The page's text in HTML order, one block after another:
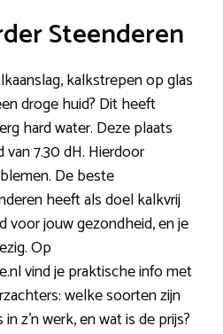
Steenderen
kalkstrepen op glas
droge huid? Dit heeft
hard water. Deze plaats
7.30 dH. Hierdoor
De beste
heeft als doel kalkvrij
voor jouw gezondheid, en je
Op
vind je praktische info met
welke soorten zijn
z’n werk, en wat is de prijs?